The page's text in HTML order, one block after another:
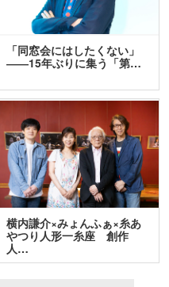
「同窓会にはしたくない」
――15年ぶりに集う「第…
横内謙介×みょんふぁ×糸あ
やつり人形一糸座 創作
人…